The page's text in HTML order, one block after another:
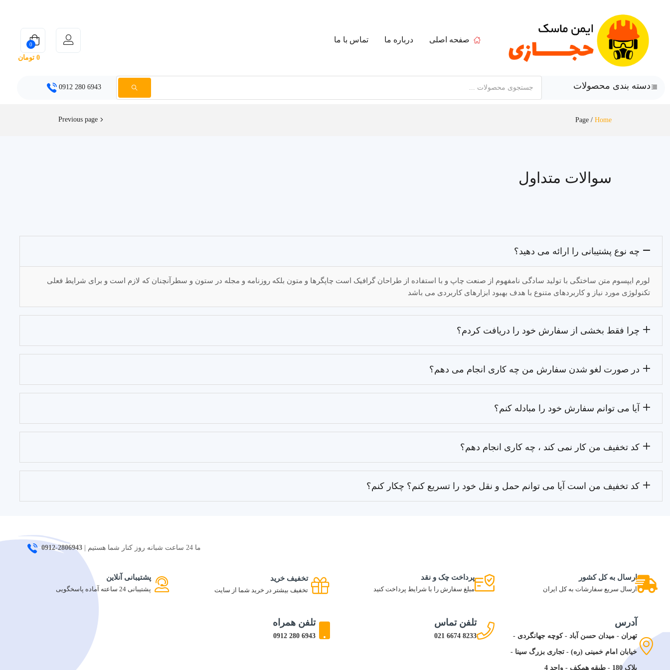
صفحه اصلی درباره ما تماس با ما
0
0 تومان
دسته بندی محصولات 6943 280 0912
Home
/
Page
Previous page
سوالات متداول
چه نوع پشتیبانی را ارائه می دهید؟
لورم ایپسوم متن ساختگی با تولید سادگی نامفهوم از صنعت چاپ و با استفاده از طراحان گرافیک است چاپگرها و متون بلکه روزنامه و مجله در ستون و سطرآنچنان که لازم است و برای شرایط فعلی
تکنولوژی مورد نیاز و کاربردهای متنوع با هدف بهبود ابزارهای کاربردی می باشد
چرا فقط بخشی از سفارش خود را دریافت کردم؟
در صورت لغو شدن سفارش من چه کاری انجام می دهم؟
آیا می توانم سفارش خود را مبادله کنم؟
کد تخفیف من کار نمی کند ، چه کاری انجام دهم؟
کد تخفیف من است آیا می توانم حمل و نقل خود را تسریع کنم؟ چکار کنم؟
ما 24 ساعت شبانه روز کنار شما هستیم | 2806943-0912
ارسال به کل کشور
ارسال سریع سفارشات به کل ایران
پرداخت چک و نقد
مبلغ سفارش را با شرایط پرداخت کنید
تخفیف خرید
تخفیف بیشتر در خرید شما از سایت
پشتیبانی آنلاین
پشتیبانی 24 ساعته آماده پاسخگویی
آدرس
تهران - میدان حسن آباد - کوچه جهانگردی -
خیابان امام خمینی (ره) - تجاری بزرگ سینا -
پلاک 180 - طبقه همکف - واحد 4
تلفن تماس
8233 6674 021
تلفن همراه
6943 280 0912